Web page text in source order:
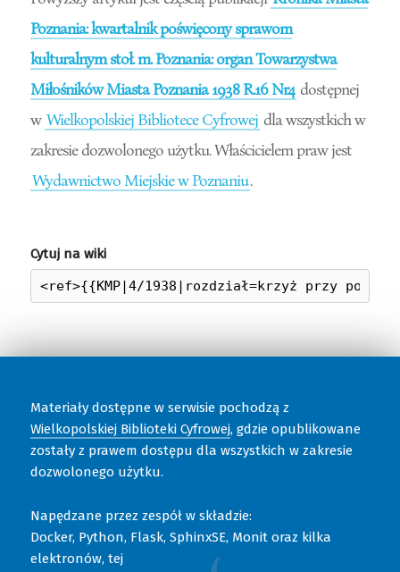
Poznania: kwartalnik poświęcony sprawom
kulturalnym stoł. m. Poznania: organ Towarzystwa
Miłośników Miasta Poznania 1938 R.16 Nr4 dostępnej
w Wielkopolskiej Bibliotece Cyfrowej dla wszystkich w
zakresie dozwolonego użytku. Właścicielem praw jest
Wydawnictwo Miejskie w Poznaniu.
Cytuj na wiki
Materiały dostępne w serwisie pochodzą z
Wielkopolskiej Biblioteki Cyfrowej, gdzie opublikowane
zostały z prawem dostępu dla wszystkich w zakresie
dozwolonego użytku.
Napędzane przez zespół w składzie:
Docker, Python, Flask, SphinxSE, Monit oraz kilka
elektronów, tej